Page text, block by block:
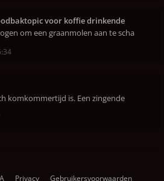
voor koffie drinkende
om een graanmolen aan te scha
komkommertijd is. Een zingende
Privacy Gebruikersvoorwaarden